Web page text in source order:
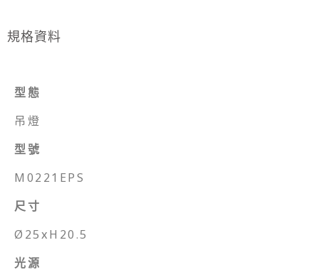
規格資料
型態
吊燈
型號
M0221EPS
尺寸
Ø25xH20.5
光源